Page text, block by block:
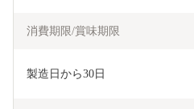
消費期限/賞味期限
製造日から30日